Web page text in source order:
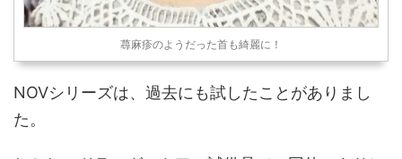
蕁麻疹のようだった首も綺麗に！
NOVシリーズは、過去にも試したことがありまし
た。